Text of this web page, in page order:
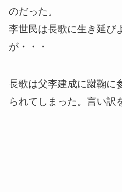
のだった。
李世民は長歌に生き延び
が・・・
長歌は父李建成に蹴鞠に
られてしまった。言い訳